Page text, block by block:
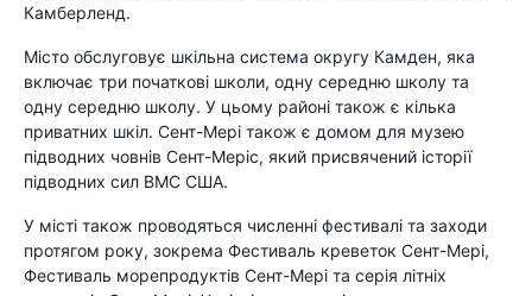
Камберленд.
Місто обслуговує шкільна система округу Камден, яка
включає три початкові школи, одну середню школу та
одну середню школу. У цьому районі також є кілька
приватних шкіл. Сент-Мері також є домом для музею
підводних човнів Сент-Меріс, який присвячений історії
підводних сил ВМС США.
У місті також проводяться численні фестивалі та заходи
протягом року, зокрема Фестиваль креветок Сент-Мері,
Фестиваль морепродуктів Сент-Мері та серія літніх